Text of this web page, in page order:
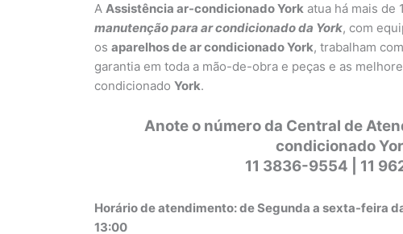
A Assistência ar-condicionado York atua há mais de
manutenção para ar condicionado da York, com
os aparelhos de ar condicionado York, trabalham
garantia em toda a mão-de-obra e peças e as
condicionado York.
Anote o número da Central de
condicionado
11 3836-9554 | 11
Horário de atendimento: de Segunda a sexta-feira
13:00